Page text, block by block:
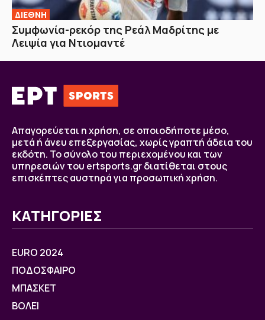
ΔΙΕΘΝΗ
Συμφωνία-ρεκόρ της Ρεάλ Μαδρίτης με
Λειψία για Ντιομαντέ
Απαγορεύεται η χρήση, σε οποιοδήποτε μέσο,
μετά ή άνευ επεξεργασίας, χωρίς γραπτή άδεια του
εκδότη. Το σύνολο του περιεχομένου και των
υπηρεσιών του ertsports.gr διατίθεται στους
επισκέπτες αυστηρά για προσωπική χρήση.
ΚΑΤΗΓΟΡΙΕΣ
EURO 2024
ΠΟΔΟΣΦΑΙΡΟ
ΜΠΑΣΚΕΤ
ΒOΛΕΙ